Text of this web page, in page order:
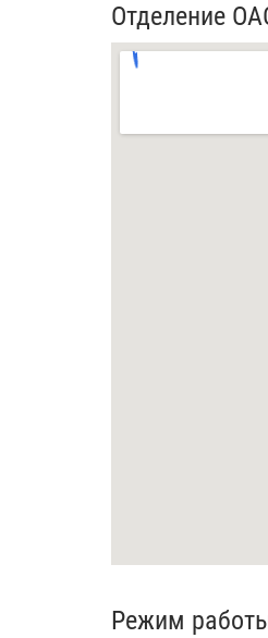
Отделение
Режим